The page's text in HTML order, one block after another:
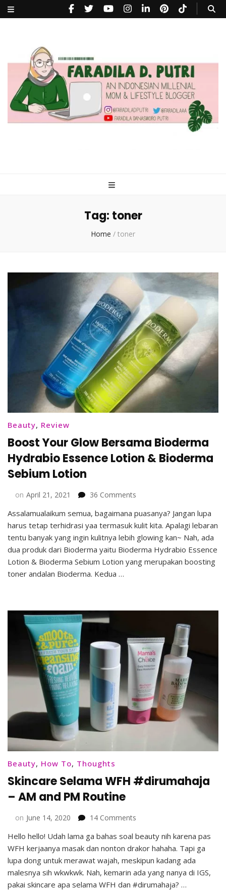
Tag: toner
Home / toner
Beauty, Review
Boost Your Glow Bersama Bioderma
Hydrabio Essence Lotion & Bioderma
Sebium Lotion
on April 21, 2021 36 Comments
Your
Glow
Bersama
Bioderma
Essence
Sebium
Assalamualaikum semua, bagaimana puasanya? Jangan lupa
harus tetap terhidrasi yaa termasuk kulit kita. Apalagi lebaran
tentu banyak yang ingin kulitnya lebih glowing kan~ Nah, ada
dua produk dari Bioderma yaitu Bioderma Hydrabio Essence
Lotion & Bioderma Sebium Lotion yang merupakan boosting
toner andalan Bioderma. Kedua …
Beauty, How To, Thoughts
Skincare Selama WFH #dirumahaja
– AM and PM Routine
on June 14, 2020 14 Comments
Selama
WFH
#dirumahaja
–
AM
Hello hello! Udah lama ga bahas soal beauty nih karena pas
WFH kerjaanya masak dan nonton drakor hahaha. Tapi ga
lupa dong untuk merawat wajah, meskipun kadang ada
malesnya sih wkwkwk. Nah, kemarin ada yang nanya di IGS,
pakai skincare apa selama WFH dan #dirumahaja? …